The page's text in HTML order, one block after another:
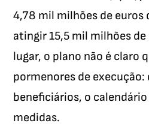
4,78 mil milhões de euros
atingir 15,5 mil milhões
lugar, o plano não é claro
pormenores de execução:
beneficiários, o
medidas.